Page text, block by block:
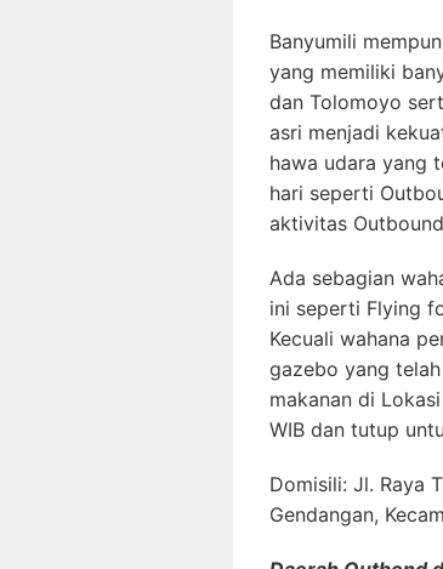
Banyumili
yang memiliki
dan Tolomoyo
asri menjadi
hawa udara yang
hari seperti
aktivitas
Ada sebagian
ini seperti Flying
Kecuali wahana
gazebo yang
makanan di
WIB dan tutup
Domisili: Jl. Raya
Gendangan,